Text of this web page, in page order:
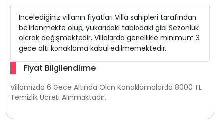
İncelediğiniz villanın fiyatları Villa sahipleri tarafından
belirlenmekte olup, yukarıdaki tablodaki gibi Sezonluk
olarak değişmektedir. Villalarda genellikle minimum 3
gece altı konaklama kabul edilmemektedir.
Fiyat Bilgilendirme
Villamızda 6 Gece Altında Olan Konaklamalarda 8000 TL
Temizlik Ücreti Alınmaktadır.